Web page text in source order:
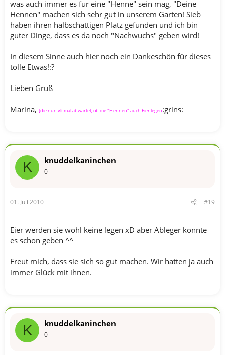
was auch immer es für eine "Henne" sein mag, "Deine
Hennen" machen sich sehr gut in unserem Garten! Sieb
haben ihren halbschattigen Platz gefunden und ich bin
guter Dinge, dass es da noch "Nachwuchs" geben wird!
In diesem Sinne auch hier noch ein Dankeschön für dieses
tolle Etwas!:?
Lieben Gruß
Marina, [die nun vlt mal abwartet, ob die "Hennen" auch Eier legen:grins:
K knuddelkaninchen
0
01. Juli 2010 #19
Eier werden sie wohl keine legen xD aber Ableger könnte
es schon geben ^^
Freut mich, dass sie sich so gut machen. Wir hatten ja auch
immer Glück mit ihnen.
K knuddelkaninchen
0